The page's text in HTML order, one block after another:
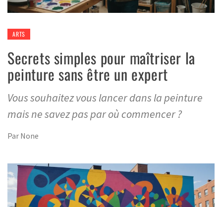
ARTS
Secrets simples pour maîtriser la
peinture sans être un expert
Vous souhaitez vous lancer dans la peinture
mais ne savez pas par où commencer ?
Par None